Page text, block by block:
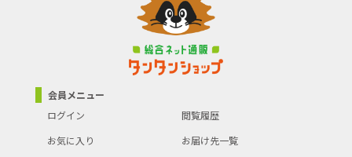
会員メニュー
ログイン
閲覧履歴
お気に入り
お届け先一覧